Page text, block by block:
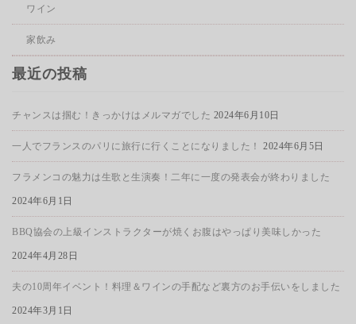
ワイン
家飲み
最近の投稿
チャンスは掴む！きっかけはメルマガでした 2024年6月10日
一人でフランスのパリに旅行に行くことになりました！ 2024年6月5日
フラメンコの魅力は生歌と生演奏！二年に一度の発表会が終わりました
2024年6月1日
BBQ協会の上級インストラクターが焼くお腹はやっぱり美味しかった
2024年4月28日
夫の10周年イベント！料理＆ワインの手配など裏方のお手伝いをしました
2024年3月1日